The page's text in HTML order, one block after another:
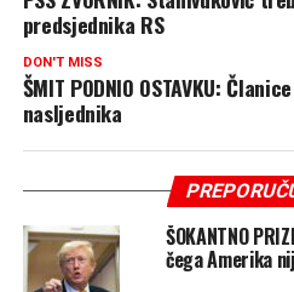
predsjednika RS
DON'T MISS
ŠMIT PODNIO OSTAVKU:
nasljednika
ŠOKANTNO
čega Amerika